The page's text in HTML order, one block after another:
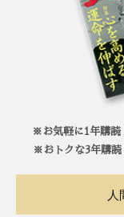
※お気軽に1年購読
※おトクな3年購読
人